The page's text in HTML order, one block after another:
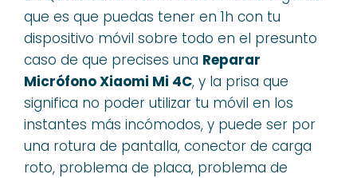
que es que puedas tener en 1h con tu
dispositivo móvil sobre todo en el presunto
caso de que precises una Reparar
Micrófono Xiaomi Mi 4C, y la prisa que
significa no poder utilizar tu móvil en los
instantes más incómodos, y puede ser por
una rotura de pantalla, conector de carga
roto, problema de placa, problema de